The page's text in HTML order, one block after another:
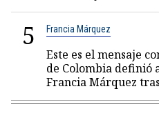
5 Francia Márquez
Este es el mensaje
de Colombia definió
Francia Márquez